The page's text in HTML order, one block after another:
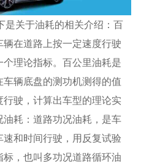
是关于油耗的相关介绍：百
在道路上按一定速度行驶
理论指标。百公里油耗是
辆底盘的测功机测得的值
驶，计算出车型的理论实
耗：道路功况油耗，是车
和时间行驶，用反复试验
，也叫多功况道路循环油